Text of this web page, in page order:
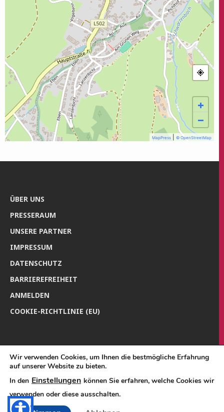
+
−
MapPress © OpenStreetMap
ÜBER UNS
PRES­SE­RAUM
UNSE­RE PARTNER
IMPRES­SUM
DATEN­SCHUTZ
BAR­RIE­RE­FREI­HEIT
ANMEL­DEN
COO­KIE-RICH­T­­LI­­NIE (EU)
Wir verwenden Cookies, um Ihnen die bestmögliche Erfahrung
auf unserer Website zu bieten.
In den Einstellungen können Sie erfahren, welche Cookies wir
verwenden oder diese ausschalten.